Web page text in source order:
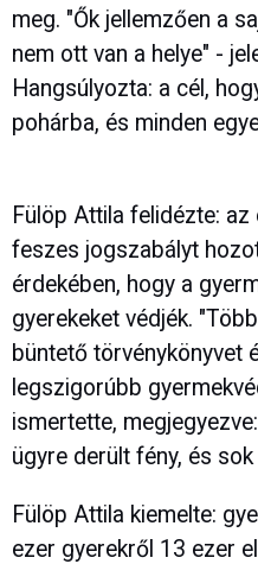
meg. "Ők jellemzően a
nem ott van a helye" -
Hangsúlyozta: a cél,
pohárba, és minden
Fülöp Attila felidézte:
feszes jogszabályt
érdekében, hogy a
gyerekeket védjék.
büntető törvénykönyvet
legszigorúbb
ismertette,
ügyre derült fény, és
Fülöp Attila kiemelte:
ezer gyerekről 13 ezer